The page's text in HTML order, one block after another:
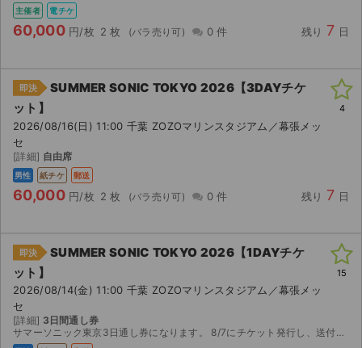
主催者 電チケ
60,000 円/枚 2 枚 0 件 残り 7 日
即決
SUMMER SONIC TOKYO 2026【3DAYチケ
ット】
2026/08/16(日) 11:00 千葉 ZOZOマリンスタジアム／幕張メッ
セ
[詳細] 自由席
男性 紙チケ 郵送
60,000 円/枚 2 枚 0 件 残り 7 日
4
即決
SUMMER SONIC TOKYO 2026【1DAYチケ
ット】
2026/08/14(金) 11:00 千葉 ZOZOマリンスタジアム／幕張メッ
セ
[詳細] 3日間通し券
サマーソニック東京3日通し券になります。 8/7にチケット発行し、送付する流れになります。 購入後の入場トラブル等での返金しかねますのでよろしくお願いします。
15